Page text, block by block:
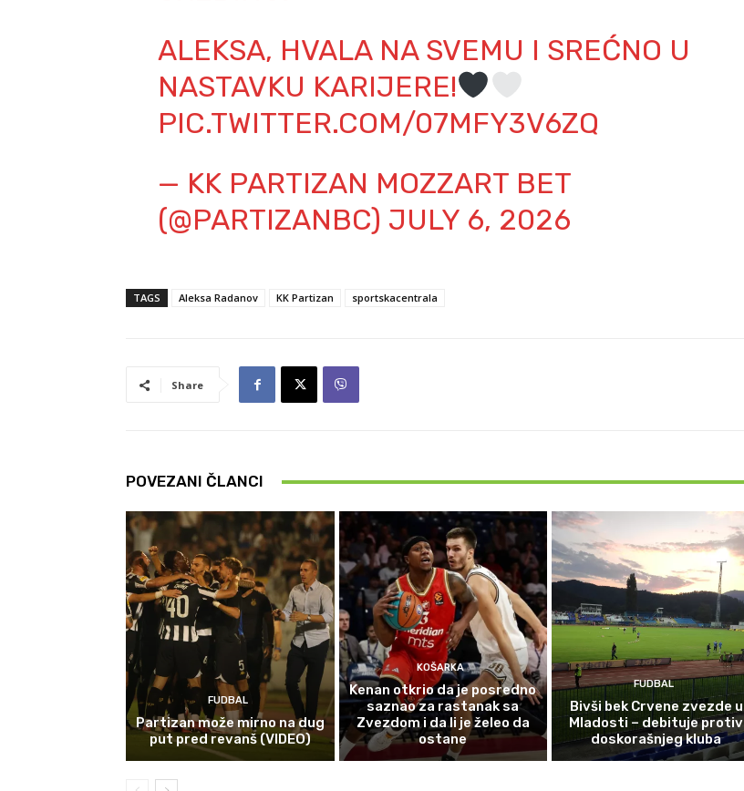
ALEKSA, HVALA NA SVEMU I SREĆNO U
NASTAVKU KARIJERE!
PIC.TWITTER.COM/07MFY3V6ZQ
— KK PARTIZAN MOZZART BET
(@PARTIZANBC) JULY 6, 2026
TAGS Aleksa Radanov KK Partizan sportskacentrala
Share
POVEZANI ČLANCI
FUDBAL
Partizan može mirno na dug
put pred revanš (VIDEO)
KOŠARKA
Kenan otkrio da je posredno
saznao za rastanak sa
Zvezdom i da li je želeo da
ostane
FUDBAL
Bivši bek Crvene zvezde u
Mladosti – debituje protiv
doskorašnjeg kluba